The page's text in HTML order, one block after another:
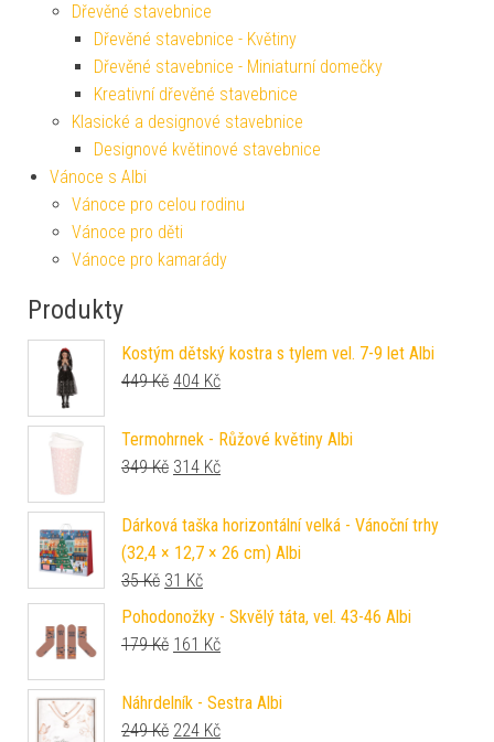
Dřevěné stavebnice
Dřevěné stavebnice - Květiny
Dřevěné stavebnice - Miniaturní domečky
Kreativní dřevěné stavebnice
Klasické a designové stavebnice
Designové květinové stavebnice
Vánoce s Albi
Vánoce pro celou rodinu
Vánoce pro děti
Vánoce pro kamarády
Produkty
Kostým dětský kostra s tylem vel. 7-9 let Albi
449Kč Původní cena byla: 449 Kč.
404 KčAktuální cena je: 404 Kč.
Termohrnek - Růžové květiny Albi
349Kč Původní cena byla: 349 Kč.
314 KčAktuální cena je: 314 Kč.
Dárková taška horizontální velká - Vánoční trhy
(32,4 × 12,7 × 26 cm) Albi
35Kč Původní cena byla: 35 Kč.
31 KčAktuální cena je: 31 Kč.
Pohodonožky - Skvělý táta, vel. 43-46 Albi
179Kč Původní cena byla: 179 Kč.
161 KčAktuální cena je: 161 Kč.
Náhrdelník - Sestra Albi
249Kč Původní cena byla: 249 Kč.
224 KčAktuální cena je: 224 Kč.